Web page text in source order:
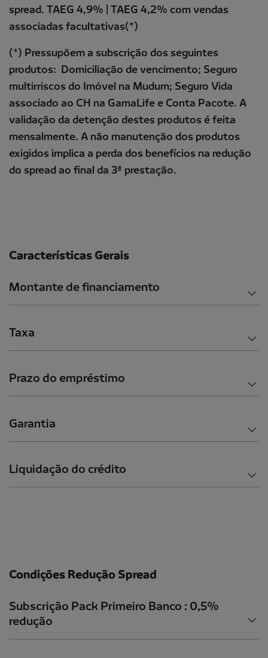
spread. TAEG 4,9% | TAEG 4,2% com vendas
associadas facultativas(*)
(*) Pressupõem a subscrição dos seguintes
produtos: Domiciliação de vencimento; Seguro
multirriscos do Imóvel na Mudum; Seguro Vida
associado ao CH na GamaLife e Conta Pacote. A
validação da detenção destes produtos é feita
mensalmente. A não manutenção dos produtos
exigidos implica a perda dos benefícios na redução
do spread ao final da 3ª prestação.
Características Gerais
Montante de financiamento
Taxa
Prazo do empréstimo
Garantia
Liquidação do crédito
Condições Redução Spread
Subscrição Pack Primeiro Banco : 0,5%
redução